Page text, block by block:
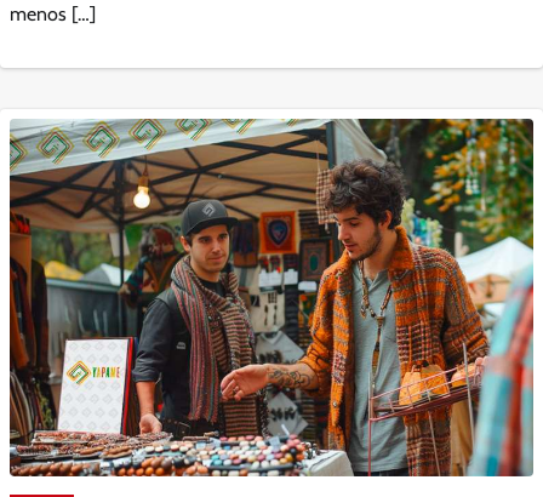
menos […]